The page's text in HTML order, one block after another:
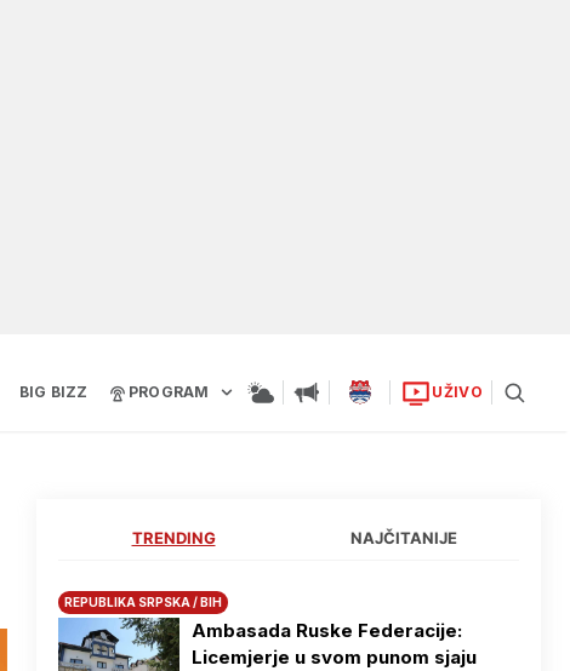
BIG BIZZ PROGRAM UŽIVO
TRENDING NAJČITANIJE
REPUBLIKA SRPSKA / BIH
Ambasada Ruske Federacije:
Licemjerje u svom punom sjaju